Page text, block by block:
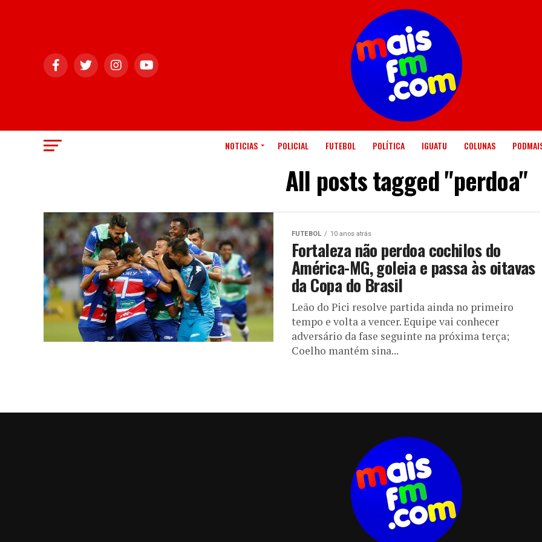
NOTICIAS POLICIAL FUTEBOL POLÍTICA IGUATU COLUNAS
All posts tagged "perdoa"
FUTEBOL 10 anos atrás
Fortaleza não perdoa cochilos do
América-MG, goleia e passa às oitavas
da Copa do Brasil
Leão do Pici resolve partida ainda no primeiro
tempo e volta a vencer. Equipe vai conhecer
adversário da fase seguinte na próxima terça;
Coelho mantém sina...